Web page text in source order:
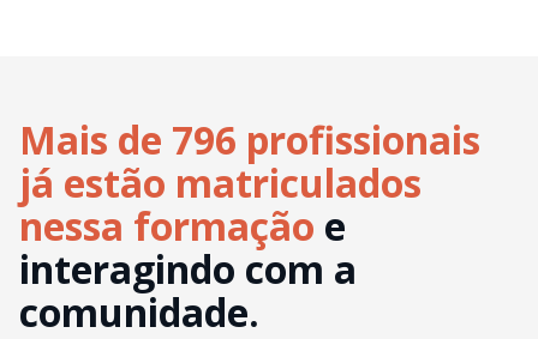
Mais de 796 profissionais
já estão matriculados
nessa formação e
interagindo com a
comunidade.